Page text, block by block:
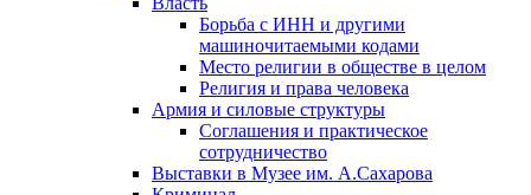
Борьба с ИНН и другими
машиночитаемыми кодами
Место религии в обществе в целом
Религия и права человека
Армия и силовые структуры
Соглашения и практическое
сотрудничество
Выставки в Музее им. А.Сахарова